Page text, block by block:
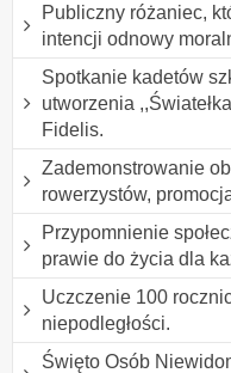
Publiczny różaniec,
intencji odnowy
Spotkanie kadetów
utworzenia
Fidelis.
Zademonstrowanie
rowerzystów,
Przypomnienie
prawie do życia dla
Uczczenie 100
niepodległości.
Święto Osób